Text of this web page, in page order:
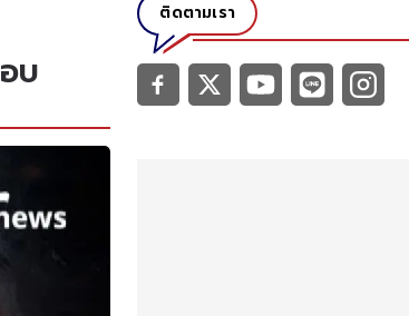
บ
ติดตามเรา